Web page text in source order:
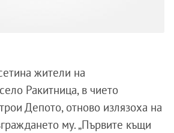
жители на
Ракитница, в чието
Депото, отново излязоха на
му. „Първите къщи